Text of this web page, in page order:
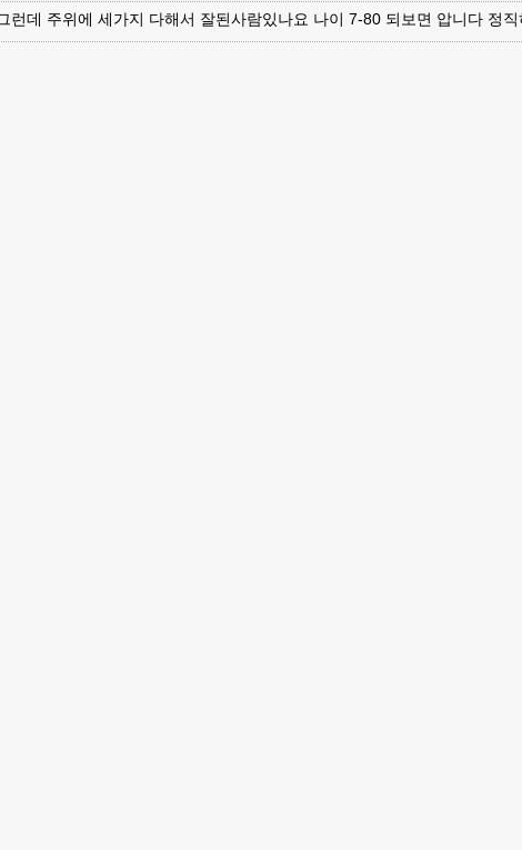
데 주위에 세가지 다해서 잘된사람있나요 나이 7-80 되보면 압니다 정